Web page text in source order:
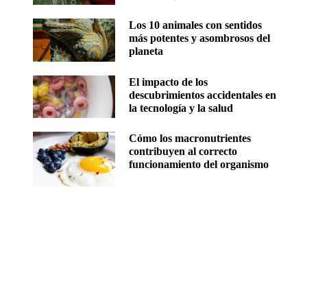
Los 10 animales con sentidos
más potentes y asombrosos del
planeta
El impacto de los
descubrimientos accidentales en
la tecnología y la salud
Cómo los macronutrientes
contribuyen al correcto
funcionamiento del organismo